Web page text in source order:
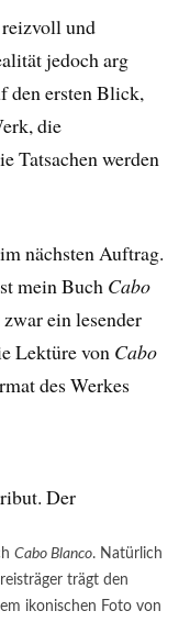
und
jedoch arg
den ersten Blick,
die
Tatsachen werden
nächsten Auftrag.
mein Buch Cabo
ein lesender
Lektüre von Cabo
des Werkes
Cabo Blanco. Natürlich
trägt den
ikonischen Foto von